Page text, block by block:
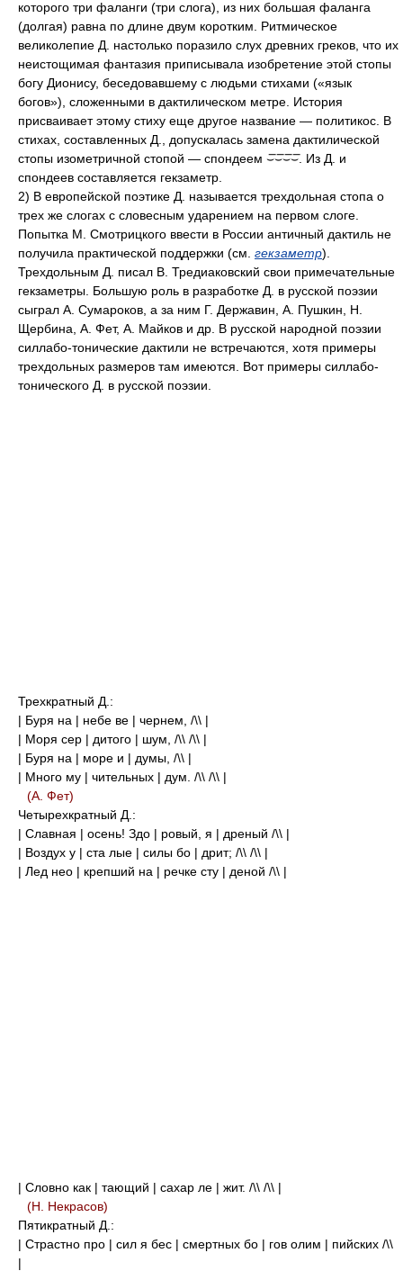
которого три фаланги (три слога), из них большая фаланга
(долгая) равна по длине двум коротким. Ритмическое
великолепие Д. настолько поразило слух древних греков, что их
неистощимая фантазия приписывала изобретение этой стопы
богу Дионису, беседовавшему с людьми стихами («язык
богов»), сложенными в дактилическом метре. История
присваивает этому стиху еще другое название — политикос. В
стихах, составленных Д., допускалась замена дактилической
стопы изометричной стопой — спондеем ⌣̅⌣̅⌣̅⌣̅. Из Д. и
спондеев составляется гекзаметр.
2) В европейской поэтике Д. называется трехдольная стопа о
трех же слогах с словесным ударением на первом слоге.
Попытка М. Смотрицкого ввести в России античный дактиль не
получила практической поддержки (см. гекзаметр).
Трехдольным Д. писал В. Тредиаковский свои примечательные
гекзаметры. Большую роль в разработке Д. в русской поэзии
сыграл А. Сумароков, а за ним Г. Державин, А. Пушкин, Н.
Щербина, А. Фет, А. Майков и др. В русской народной поэзии
силлабо-тонические дактили не встречаются, хотя примеры
трехдольных размеров там имеются. Вот примеры силлабо-
тонического Д. в русской поэзии.
Трехкратный Д.:
| Буря на | небе ве | чернем, /\\ |
| Моря сер | дитого | шум, /\\ /\\ |
| Буря на | море и | думы, /\\ |
| Много му | чительных | дум. /\\ /\\ |
(А. Фет)
Четырехкратный Д.:
| Славная | осень! Здо | ровый, я | дреный /\\ |
| Воздух у | ста лые | силы бо | дрит; /\\ /\\ |
| Лед нео | крепший на | речке сту | деной /\\ |
| Словно как | тающий | сахар ле | жит. /\\ /\\ |
(Н. Некрасов)
Пятикратный Д.:
| Страстно про | сил я бес | смертных бо | гов олим | пийских /\\
|